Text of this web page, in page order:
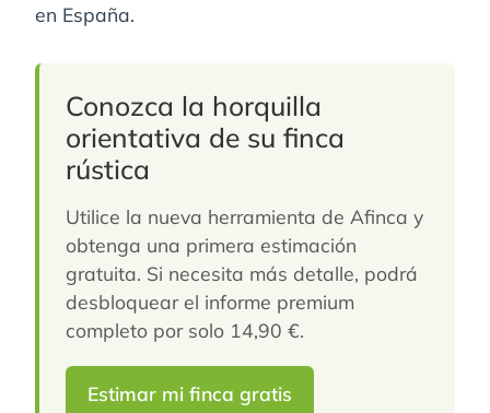
en España.
Conozca la horquilla
orientativa de su finca
rústica
Utilice la nueva herramienta de Afinca y
obtenga una primera estimación
gratuita. Si necesita más detalle, podrá
desbloquear el informe premium
completo por solo 14,90 €.
Estimar mi finca gratis